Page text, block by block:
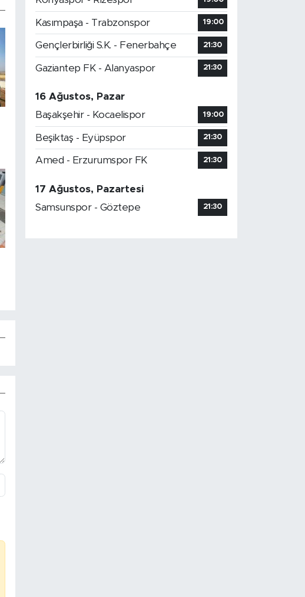
Kasımpaşa - Trabzonspor 19:00
Gençlerbirliği S.K. - Fenerbahçe 21:30
Gaziantep FK - Alanyaspor 21:30
16 Ağustos, Pazar
Başakşehir - Kocaelispor
19:00
Beşiktaş - Eyüpspor 21:30
Amed - Erzurumspor FK 21:30
17 Ağustos, Pazartesi
Samsunspor - Göztepe
21:30